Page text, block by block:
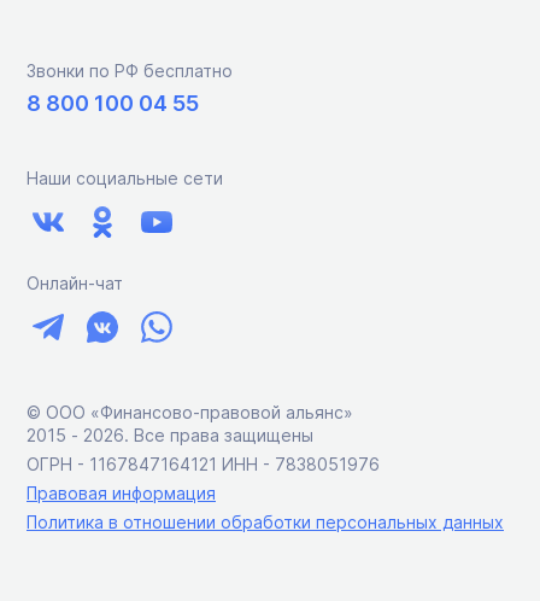
Звонки по РФ бесплатно
8 800 100 04 55
Наши социальные сети
Онлайн-чат
© ООО «Финансово-правовой альянс»
2015 ‑ 2026. Все права защищены
ОГРН - 1167847164121 ИНН - 7838051976
Правовая информация
Политика в отношении обработки персональных данных